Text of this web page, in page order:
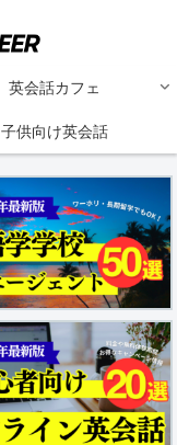
英会話カフェ
子供向け英会話